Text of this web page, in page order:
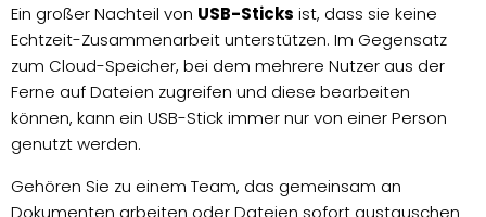
Ein großer Nachteil von USB-Sticks ist, dass sie keine
Echtzeit-Zusammenarbeit unterstützen. Im Gegensatz
zum Cloud-Speicher, bei dem mehrere Nutzer aus der
Ferne auf Dateien zugreifen und diese bearbeiten
können, kann ein USB-Stick immer nur von einer Person
genutzt werden.
Gehören Sie zu einem Team, das gemeinsam an